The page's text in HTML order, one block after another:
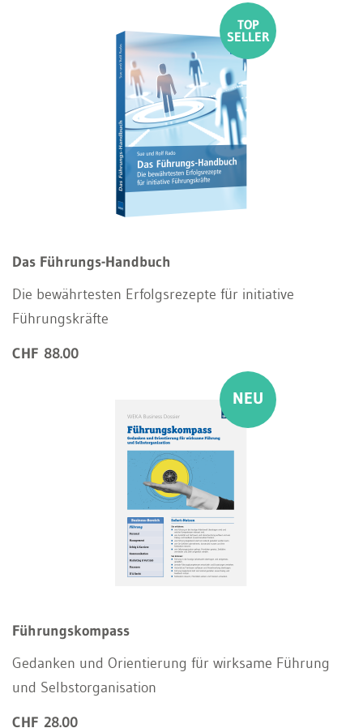
Das Führungs-Handbuch
Die bewährtesten Erfolgsrezepte für initiative
Führungskräfte
CHF 88.00
Führungskompass
Gedanken und Orientierung für wirksame Führung
und Selbstorganisation
CHF 28.00